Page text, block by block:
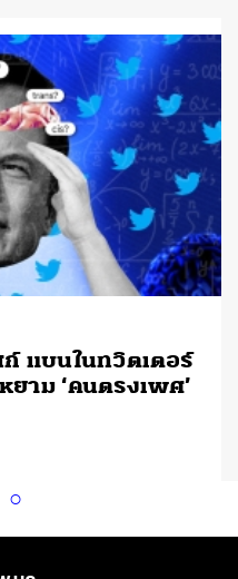
ก์ แบนในทวิตเตอร์
ยาม ‘คนตรงเพศ’